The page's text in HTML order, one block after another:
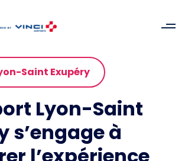
Saint Exupéry
Lyon-Saint
s’engage à